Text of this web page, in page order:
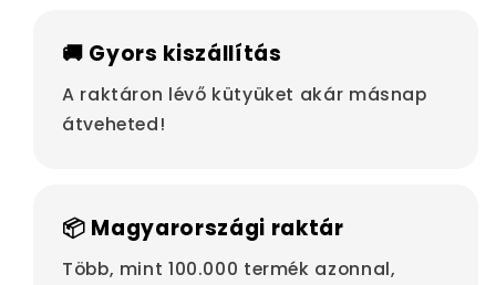
🚚 Gyors kiszállítás
A raktáron lévő kütyüket akár másnap
átveheted!
📦 Magyarországi raktár
Több, mint 100.000 termék azonnal,